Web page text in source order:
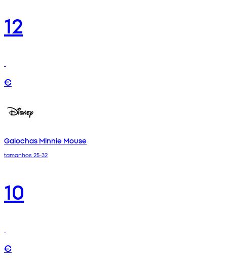
12
€
Galochas Minnie Mouse
tamanhos 25-32
10
€